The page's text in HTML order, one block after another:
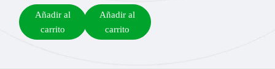
Añadir al
carrito
Añadir al
carrito